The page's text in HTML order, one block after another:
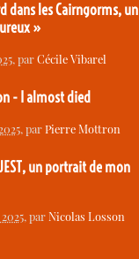
dans les Cairngorms, un
»
, parCécile Vibarel
- I almost died
, parPierre Mottron
un portrait de mon
, parNicolas Losson